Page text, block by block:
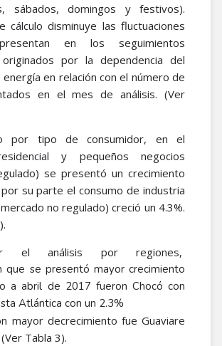
sábados, domingos y festivos).
cálculo disminuye las fluctuaciones
en los seguimientos
originados por la dependencia del
en relación con el número de
en el mes de análisis. (Ver
por tipo de consumidor, en el
y pequeños negocios
se presentó un crecimiento
su parte el consumo de industria
no regulado) creció un 4.3%.
el análisis por regiones,
que se presentó mayor crecimiento
a abril de 2017 fueron Chocó con
Atlántica con un 2.3%
mayor decrecimiento fue Guaviare
Tabla 3).